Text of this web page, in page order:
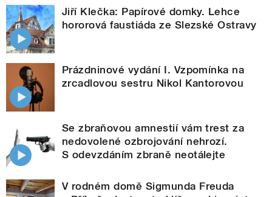
Jiří Klečka: Papírové domky. Lehce
hororová faustiáda ze Slezské Ostravy
Prázdninové vydání I. Vzpomínka na
zrcadlovou sestru Nikol Kantorovou
Se zbraňovou amnestií vám trest za
nedovolené ozbrojování nehrozí.
S odevzdáním zbraně neotálejte
V rodném domě Sigmunda Freuda